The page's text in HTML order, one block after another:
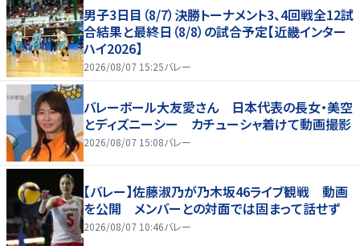
男子3日目（8/7）決勝トーナメント3、4回戦全12試
合結果と最終日（8/8）の試合予定【近畿インター
ハイ2026】
2026/08/07 15:25バレー
バレーボール大友愛さん 日本代表の長女・美空
とディズニーシー カチューシャ着けて動画撮影
2026/08/07 15:08バレー
【バレー】佐藤淑乃が乃木坂46ライブ観戦 動画
を公開 メンバーとの対面では固まって話せず
2026/08/07 10:46バレー